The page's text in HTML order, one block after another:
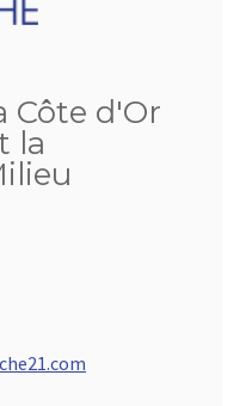
Côte d'Or
la